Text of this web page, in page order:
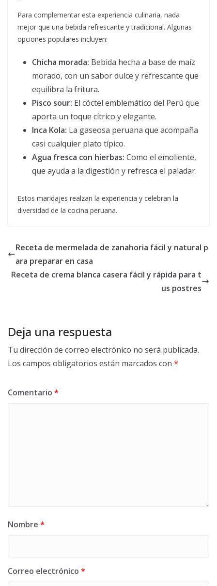
Para complementar esta experiencia culinaria, nada
mejor que una bebida refrescante y tradicional. Algunas
opciones populares incluyen:
Chicha morada: Bebida hecha a base de maíz
morado, con un sabor dulce y refrescante que
equilibra la fritura.
Pisco sour: El cóctel emblemático del Perú que
aporta un toque cítrico y elegante.
Inca Kola: La gaseosa peruana que acompaña
casi cualquier plato típico.
Agua fresca con hierbas: Como el emoliente,
que ayuda a la digestión y refresca el paladar.
Estos maridajes realzan la experiencia y celebran la
diversidad de la cocina peruana.
Receta de mermelada de zanahoria fácil y natural p
ara preparar en casa
Receta de crema blanca casera fácil y rápida para t
us postres
Deja una respuesta
Tu dirección de correo electrónico no será publicada.
Los campos obligatorios están marcados con *
Comentario *
Nombre *
Correo electrónico *